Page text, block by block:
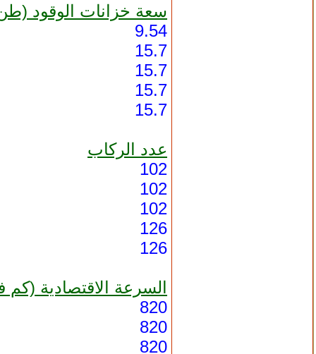
سعة خزانات الوقود
9.54
15.7
15.7
15.7
15.7
عدد الركاب
102
102
102
126
126
السرعة الاقتصادية
820
820
820